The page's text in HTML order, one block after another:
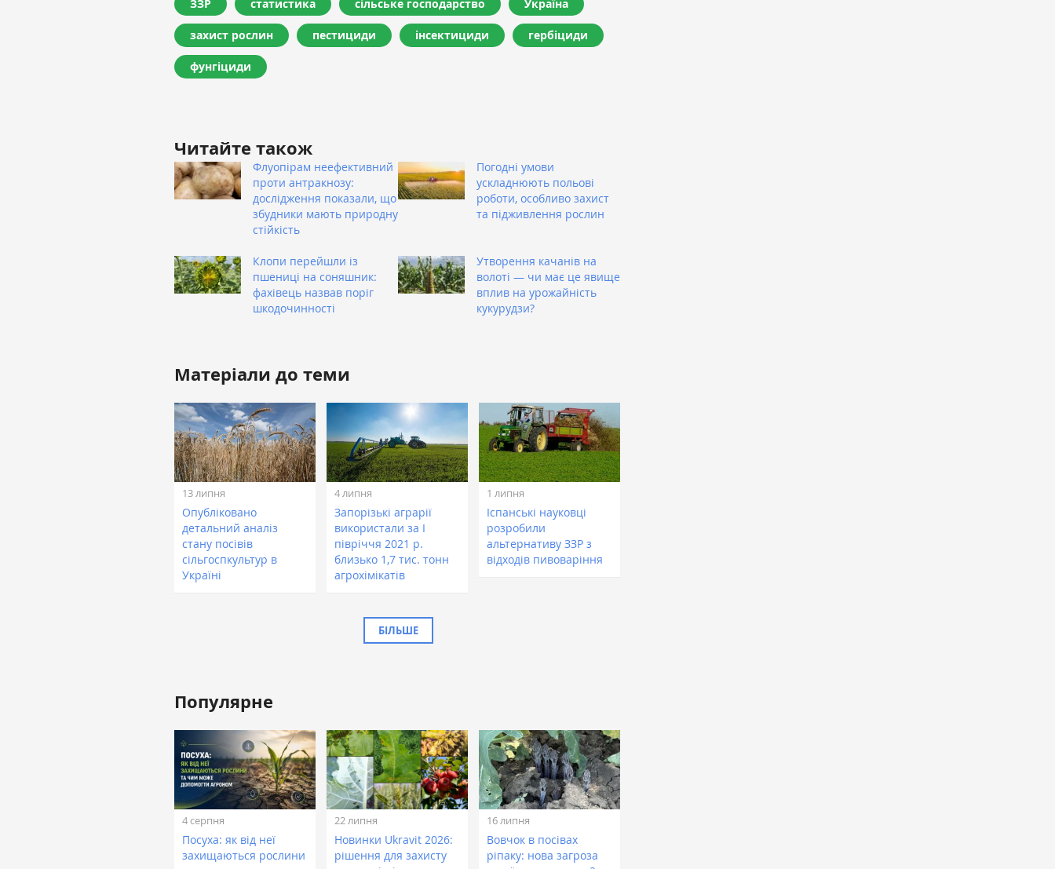
ЗЗР статистика сільське господарство Україна
захист рослин пестициди інсектициди гербіциди
фунгіциди
Читайте також
Флуопірам неефективний
проти антракнозу:
дослідження показали, що
збудники мають природну
стійкість
Погодні умови
ускладнюють польові
роботи, особливо захист
та підживлення рослин
Клопи перейшли із
пшениці на соняшник:
фахівець назвав поріг
шкодочинності
Утворення качанів на
волоті — чи має це явище
вплив на урожайність
кукурудзи?
Матеріали до теми
13 липня
Опубліковано
детальний аналіз
стану посівів
сільгоспкультур в
Україні
4 липня
Запорізькі аграрії
використали за І
півріччя 2021 р.
близько 1,7 тис. тонн
агрохімікатів
1 липня
Іспанські науковці
розробили
альтернативу ЗЗР з
відходів пивоваріння
БІЛЬШЕ
Популярне
4 серпня
Посуха: як від неї
захищаються рослини
22 липня
Новинки Ukravit 2026:
рішення для захисту
16 липня
Вовчок в посівах
ріпаку: нова загроза